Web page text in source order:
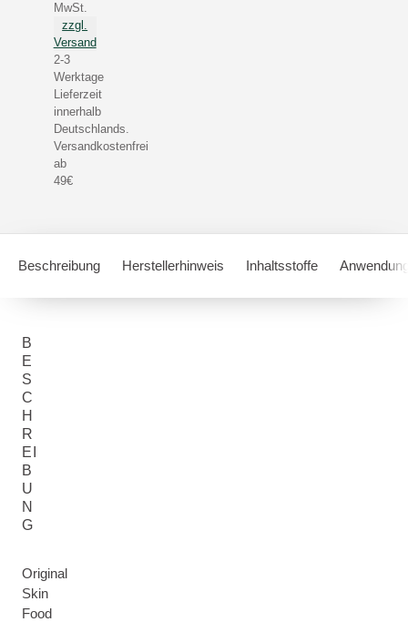
MwSt.
zzgl.
Versand
2-3
Werktage
Lieferzeit
innerhalb
Deutschlands.
Versandkostenfrei
ab
49€
Beschreibung Herstellerhinweis Inhaltsstoffe
B
E
S
C
H
R
EI
B
U
N
G
Original
Skin
Food